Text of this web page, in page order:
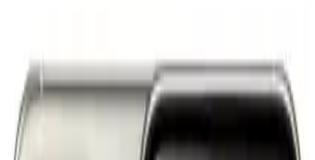
İlham Veren Yazılar
Değerlendirme
3.9/5
Güncel Fiyat